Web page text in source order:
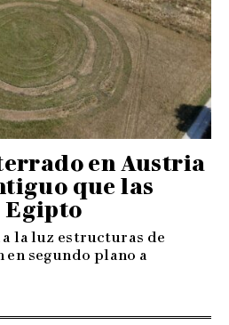
en Austria
que las
Egipto
la luz estructuras de
en segundo plano a